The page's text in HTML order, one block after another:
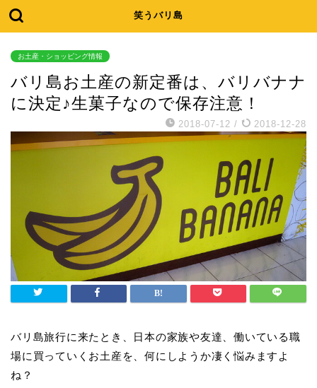
笑うバリ島
お土産・ショッピング情報
バリ島お土産の新定番は、バリバナナ
に決定♪生菓子なので保存注意！
2018-07-12 / 2018-12-28
バリ島旅行に来たとき、日本の家族や友達、働いている職
場に買っていくお土産を、何にしようか凄く悩みますよ
ね？